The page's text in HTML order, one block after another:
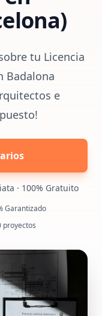
tu Licencia
Badalona
e
· 100% Gratuito
Garantizado
proyectos